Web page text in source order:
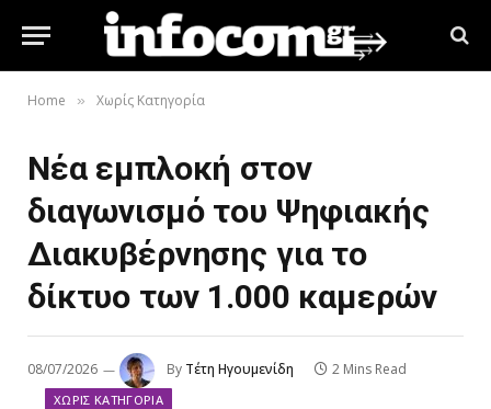
Home » Χωρίς Κατηγορία
Νέα εμπλοκή στον
διαγωνισμό του Ψηφιακής
Διακυβέρνησης για το
δίκτυο των 1.000 καμερών
08/07/2026 By Τέτη Ηγουμενίδη 2 Mins Read
ΧΩΡΊΣ ΚΑΤΗΓΟΡΊΑ